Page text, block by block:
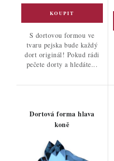
S dortovou formou ve
tvaru pejska bude každý
dort originál! Pokud rádi
pečete dorty a hledáte...
Dortová forma hlava
koně